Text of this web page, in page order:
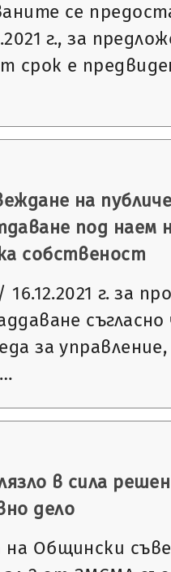
се
г., за
срок е
на
под
собственост
г. за
съгласно
за
в сила
дело
Общински